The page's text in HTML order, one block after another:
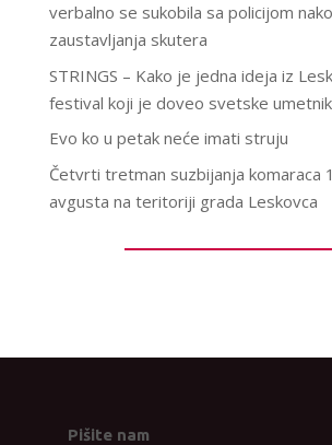
verbalno se sukobila sa policijom
zaustavljanja skutera
STRINGS – Kako je jedna ideja iz
festival koji je doveo svetske
Evo ko u petak neće imati struju
Četvrti tretman suzbijanja komaraca
avgusta na teritoriji grada Leskovca
Pišite nam